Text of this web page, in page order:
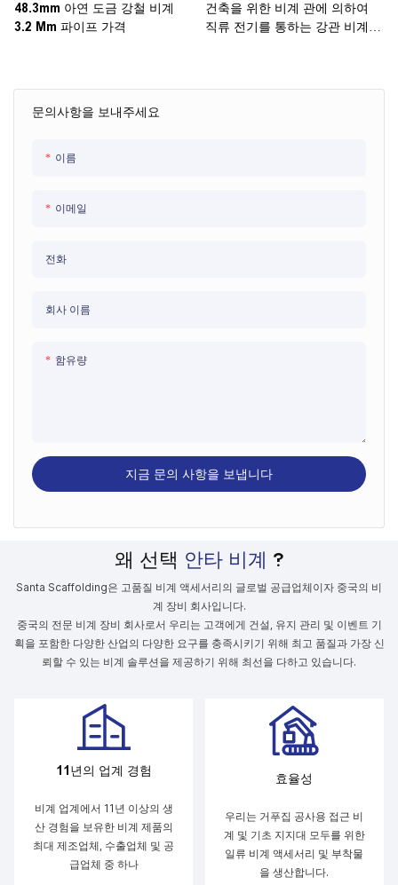
문의사항을 보내주세요
이름
이메일
전화
회사 이름
함유량
지금 문의 사항을 보냅니다
48.3mm 아연 도금 강철 비계
3.2 Mm 파이프 가격
건축을 위한 비계 관에 의하여
직류 전기를 통하는 강관 비계
왜 선택 안타 비계 ?
Santa Scaffolding은 고품질 비계 액세서리의 글로벌 공급업체이자 중국의 비
계 장비 회사입니다.
중국의 전문 비계 장비 회사로서 우리는 고객에게 건설, 유지 관리 및 이벤트 기
획을 포함한 다양한 산업의 다양한 요구를 충족시키기 위해 최고 품질과 가장 신
뢰할 수 있는 비계 솔루션을 제공하기 위해 최선을 다하고 있습니다.
11년의 업계 경험
비계 업계에서 11년 이상의 생
산 경험을 보유한 비계 제품의
최대 제조업체, 수출업체 및 공
급업체 중 하나
효율성
우리는 거푸집 공사용 접근 비
계 및 기초 지지대 모두를 위한
일류 비계 액세서리 및 부착물
을 생산합니다.